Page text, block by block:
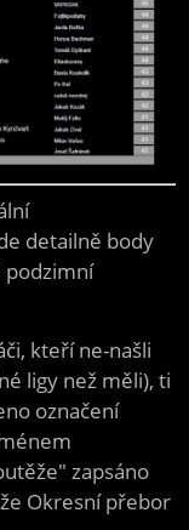
detailně body
podzimní
kteří ne-našli
ligy než měli), ti
označení
zapsáno
Okresní přebor